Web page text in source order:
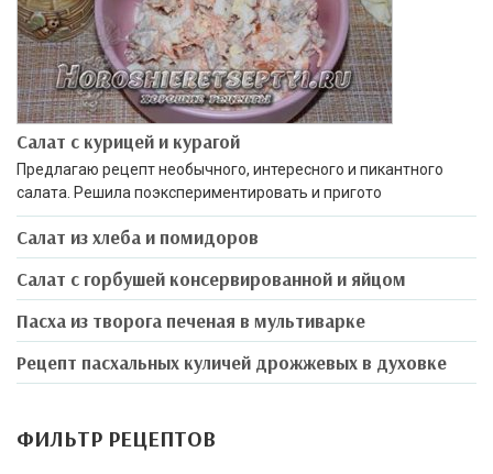
Салат с курицей и курагой
Предлагаю рецепт необычного, интересного и пикантного
салата. Решила поэкспериментировать и пригото
Салат из хлеба и помидоров
Салат с горбушей консервированной и яйцом
Пасха из творога печеная в мультиварке
Рецепт пасхальных куличей дрожжевых в духовке
ФИЛЬТР РЕЦЕПТОВ